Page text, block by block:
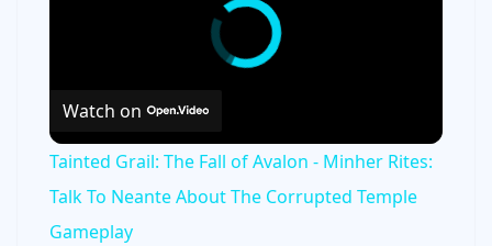
Watch on
Tainted Grail: The Fall of Avalon - Minher Rites:
Talk To Neante About The Corrupted Temple
Gameplay